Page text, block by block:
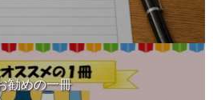
勧めの一冊